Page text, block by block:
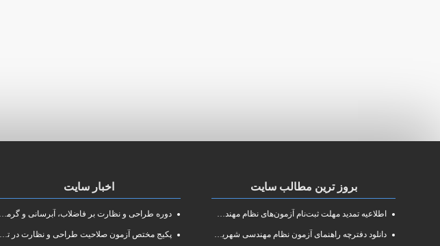
بروز ترین مطالب سایت
اطلاعیه تمدید مهلت ثبت‌نام آزمون‌های نظام مهندسی سال ۱۴۰۱
دانلود دفترچه راهنمای آزمون نظام مهندسی شهریور ۱۴۰۱
اخبار سایت
دوره طراحی و نظارت بر فاضلاب، آبرسانی و گرمایش رادیاتور
پکیج مختص آزمون صلاحیت طراحی و نظارت در تاسیسات مکانیکی